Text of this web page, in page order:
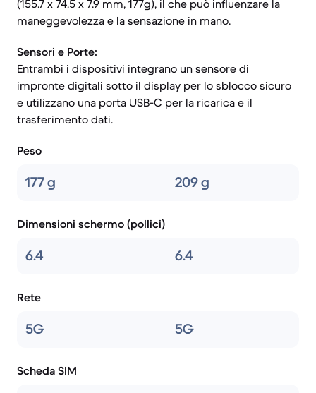
(155.7 x 74.5 x 7.9 mm, 177g), il che può influenzare la
maneggevolezza e la sensazione in mano.
Sensori e Porte:
Entrambi i dispositivi integrano un sensore di
impronte digitali sotto il display per lo sblocco sicuro
e utilizzano una porta USB-C per la ricarica e il
trasferimento dati.
Peso
177 g 209 g
Dimensioni schermo (pollici)
6.4 6.4
Rete
5G 5G
Scheda SIM